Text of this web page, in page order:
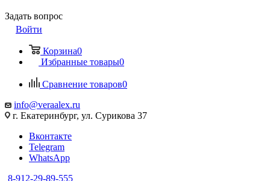
Задать вопрос
Войти
Корзина0
Избранные товары0
Сравнение товаров0
info@veraalex.ru
г. Екатеринбург, ул. Сурикова 37
Вконтакте
Telegram
WhatsApp
8-912-29-89-555